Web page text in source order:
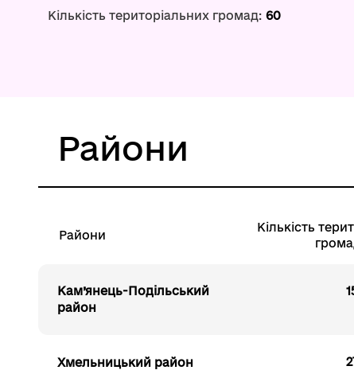
Кількість територіальних громад: 60
Райони
Райони
Кількість
Кам’янець-Подільський
район
Хмельницький район